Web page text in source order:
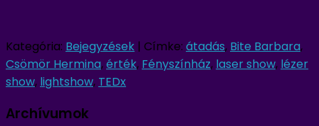
Kategória: Bejegyzések | Címke: átadás, Bite Barbara,
Csömör Hermina,érték, Fényszínház, laser show, lézer
show, lightshow, TEDx
Archívumok